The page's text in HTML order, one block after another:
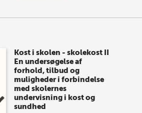
Kost i skolen - skolekost II
En undersøgelse af
forhold, tilbud og
muligheder i forbindelse
med skolernes
undervisning i kost og
sundhed